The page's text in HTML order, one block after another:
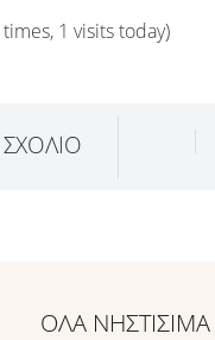
1 visits today)
ΣΧΌΛΙΟ
ΟΛΑ ΝΗΣΤΙΣΙΜΑ